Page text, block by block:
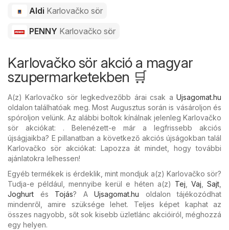
Aldi Karlovačko sör
PENNY Karlovačko sör
Karlovačko sör akció a magyar
szupermarketekben 🛒
A(z) Karlovačko sör legkedvezőbb árai csak a Ujsagomat.hu
oldalon találhatóak meg. Most Augusztus során is vásároljon és
spóroljon velünk. Az alábbi boltok kínálnak jelenleg Karlovačko
sör akciókat: . Belenézett-e már a legfrissebb akciós
újságjaikba? E pillanatban a következő akciós újságokban talál
Karlovačko sör akciókat: Lapozza át mindet, hogy további
ajánlatokra lelhessen!
Egyéb termékek is érdeklik, mint mondjuk a(z) Karlovačko sör?
Tudja-e például, mennyibe kerül e héten a(z) Tej Vaj ,Sajt
Joghurt és Tojás? A Ujsagomat.hu oldalon tájékozódhat
mindenről, amire szüksége lehet. Teljes képet kaphat az
összes nagyobb, sőt sok kisebb üzletlánc akcióiról, méghozzá
egy helyen.